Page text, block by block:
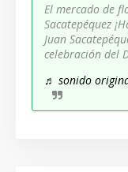
El mercado de
Sacatepéquez
Juan
celebración del
♬ sonido